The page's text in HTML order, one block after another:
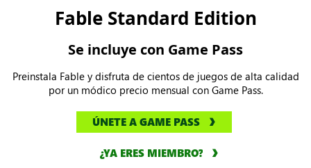
Fable Standard Edition
Se incluye con Game Pass
Preinstala Fable y disfruta de cientos de juegos de alta calidad
por un módico precio mensual con Game Pass.
ÚNETE A GAME PASS
¿YA ERES MIEMBRO?